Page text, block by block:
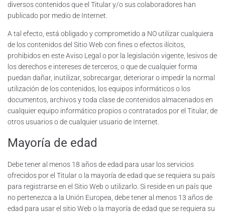
diversos contenidos que el Titular y/o sus colaboradores han
publicado por medio de Internet.
A tal efecto, está obligado y comprometido a NO utilizar cualquiera
de los contenidos del Sitio Web con fines o efectos ilícitos,
prohibidos en este Aviso Legal o por la legislación vigente, lesivos de
los derechos e intereses de terceros, o que de cualquier forma
puedan dañar, inutilizar, sobrecargar, deteriorar o impedir la normal
utilización de los contenidos, los equipos informáticos o los
documentos, archivos y toda clase de contenidos almacenados en
cualquier equipo informático propios o contratados por el Titular, de
otros usuarios o de cualquier usuario de Internet.
Mayoría de edad
Debe tener al menos 18 años de edad para usar los servicios
ofrecidos por el Titular o la mayoría de edad que se requiera su país
para registrarse en el Sitio Web o utilizarlo. Si reside en un país que
no pertenezca a la Unión Europea, debe tener al menos 13 años de
edad para usar el sitio Web o la mayoría de edad que se requiera su